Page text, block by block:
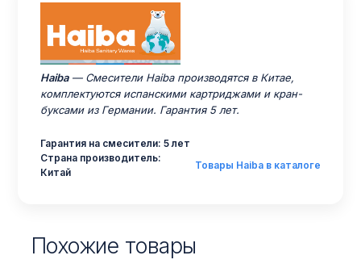
Haiba— Смесители Haiba производятся в Китае,
комплектуются испанскими картриджами и кран-
буксами из Германии. Гарантия 5 лет.
Гарантия на смесители: 5 лет
Страна производитель:
Китай
Товары Haiba в каталоге
Похожие товары